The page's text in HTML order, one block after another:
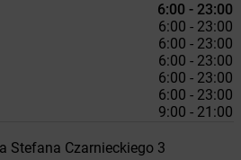
6:00 - 23:00
6:00 - 23:00
6:00 - 23:00
6:00 - 23:00
6:00 - 23:00
6:00 - 23:00
9:00 - 21:00
Stefana Czarnieckiego 3